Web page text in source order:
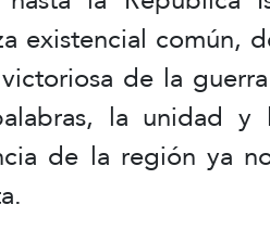
existencial común,
de la
la unidad
de la región ya